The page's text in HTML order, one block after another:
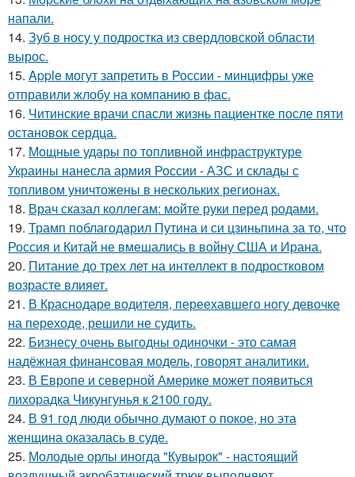
напали.
14. Зуб в носу у подростка из свердловской области
вырос.
15. Apple могут запретить в России - минцифры уже
отправили жлобу на компанию в фас.
16. Читинские врачи спасли жизнь пациентке после пяти
остановок сердца.
17. Мощные удары по топливной инфраструктуре
Украины нанесла армия России - АЗС и склады с
топливом уничтожены в нескольких регионах.
18. Врач сказал коллегам: мойте руки перед родами.
19. Трамп поблагодарил Путина и си цзиньпина за то, что
Россия и Китай не вмешались в войну США и Ирана.
20. Питание до трех лет на интеллект в подростковом
возрасте влияет.
21. В Краснодаре водителя, переехавшего ногу девочке
на переходе, решили не судить.
22. Бизнесу очень выгодны одиночки - это самая
надёжная финансовая модель, говорят аналитики.
23. В Европе и северной Америке может появиться
лихорадка Чикунгунья к 2100 году.
24. В 91 год люди обычно думают о покое, но эта
женщина оказалась в суде.
25. Молодые орлы иногда "Кувырок" - настоящий